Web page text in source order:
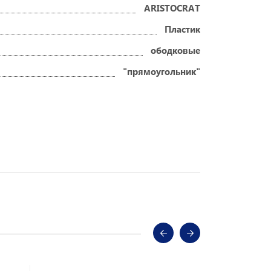
ARISTOCRAT
Пластик
ободковые
"прямоугольник"